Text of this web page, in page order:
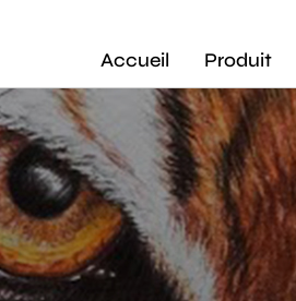
Accueil Produit